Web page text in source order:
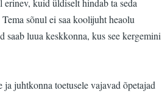
kuid üldiselt hindab ta seda
sõnul ei saa koolijuht heaolu
saab luua keskkonna, kus see kergemini
juhtkonna toetusele vajavad õpetajad